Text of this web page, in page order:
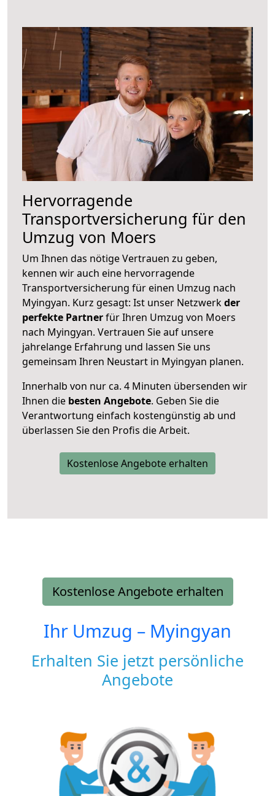
Hervorragende
Transportversicherung für den
Umzug von Moers
Um Ihnen das nötige Vertrauen zu geben,
kennen wir auch eine hervorragende
Transportversicherung für einen Umzug nach
Myingyan. Kurz gesagt: Ist unser Netzwerkder
perfekte Partnerfür Ihren Umzug von Moers
nach Myingyan. Vertrauen Sie auf unsere
jahrelange Erfahrung und lassen Sie uns
gemeinsam Ihren Neustart in Myingyan planen.
Innerhalb von nur ca. 4 Minuten übersenden wir
Ihnen die besten Angebote. Geben Sie die
Verantwortung einfach kostengünstig ab und
überlassen Sie den Profis die Arbeit.
Kostenlose Angebote erhalten
Kostenlose Angebote erhalten
Ihr Umzug – Myingyan
Erhalten Sie jetzt persönliche
Angebote